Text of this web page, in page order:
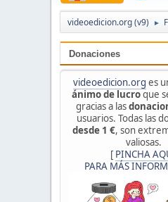
videoedicion.org (v9) ►
Donaciones
videoedicion.org es
ánimo de lucroque
gracias a las
usuarios. Todas las
desde 1 €, son
valiosas.
[ PINCHA
PARA MÁS